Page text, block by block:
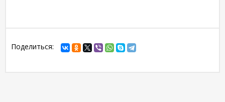
Поделиться: